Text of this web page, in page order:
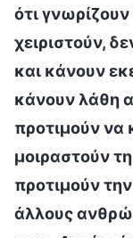
ότι
χειριστούν,
και κάνουν
κάνουν λάθη
προτιμούν να
μοιραστούν
προτιμούν
άλλους